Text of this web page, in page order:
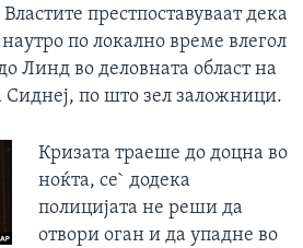
престпоставуваат дека
наутро по локално време влегол
Линд во деловната област на
Сиднеј, по што зел заложници.
Кризата траеше до доцна во
ноќта, се` додека
полицијата не реши да
отвори оган и да упадне во